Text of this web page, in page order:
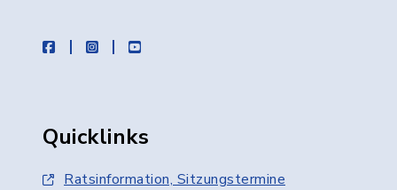
facebookinstagramyoutube
Quicklinks
Ratsinformation, Sitzungstermine